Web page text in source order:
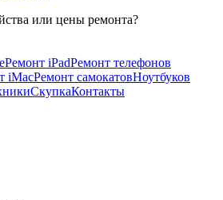
или цены ремонта?
Ремонт iPadРемонт телефонов
iMacРемонт самокатовНоутбуков
СкупкаКонтакты